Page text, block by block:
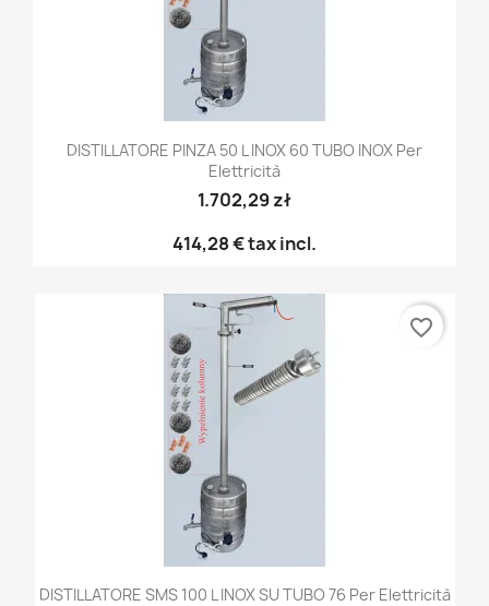
DISTILLATORE PINZA 50 L INOX 60 TUBO INOX Per
Elettricità
1.702,29 zł
414,28 €tax incl.
DISTILLATORE SMS 100 L INOX SU TUBO 76 Per Elettricità
favorite_border